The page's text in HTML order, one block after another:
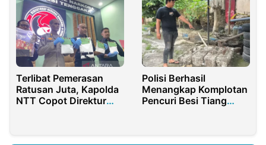
Terlibat Pemerasan
Ratusan Juta, Kapolda
NTT Copot Direktur
Polisi Berhasil
Menangkap Komplotan
Pencuri Besi Tiang